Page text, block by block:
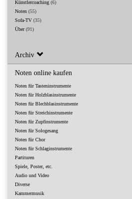
Künstlercoaching (6)
Noten (55)
Sofa-TV (35)
Über(91)
Archiv
Noten online kaufen
Noten für Tasteninstrumente
Noten für Holzblasinstrumente
Noten für Blechblasinstrumente
Noten für Streichinstrumente
Noten für Zupfinstrumente
Noten für Sologesang
Noten für Chor
Noten für Schlaginstrumente
Partituren
Spiele, Poster, etc.
Audio und Video
Diverse
Kammermusik